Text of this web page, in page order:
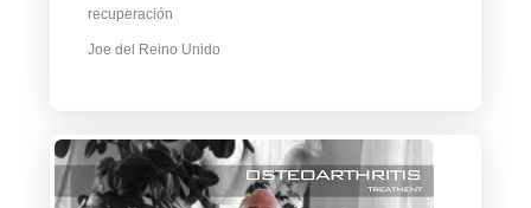
recuperación
Joe del Reino Unido